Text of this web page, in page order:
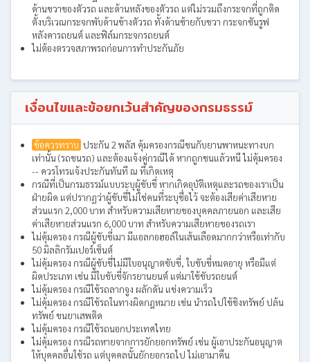
ด้านขวาของตัวรถ และด้านหลังของตัวรถ แต่ไม่รวมถึงกระจกที่ถูกติด
ตั้งบริเวณกระจกพับด้านข้างตัวรถ ทั้งด้านซ้ายกับขวา กระจกซันรูฟ
หลังคารถยนต์ และฟิล์มกระจกรถยนต์
ไม่ต้องตรวจสภาพรถก่อนการทำประกันภัย
เงื่อนไขและข้อยกเว้นสำคัญของกรมธรรม์
ข้อควรทราบ ประกัน 2 พลัส คุ้มครองกรณีชนกับยานพาหนะทางบก
เท่านั้น (รถชนรถ) และต้องแจ้งคู่กรณีได้ หากถูกชนแล้วหนี ไม่คุ้มครอง
-- ควรโทรแจ้งประกันทันที ณ ที่เกิดเหตุ
กรณีที่เป็นกรมธรรม์แบบระบุผู้ขับขี่ หากเกิดอุบัติเหตุและรถของเราเป็น
ฝ่ายผิด แต่ปรากฏว่าผู้ขับขี่ไม่ใช่คนที่ระบุชื่อไว้ จะต้องเสียค่าเสียหาย
ส่วนแรก 2,000 บาท สำหรับความเสียหายของบุคคลภายนอก และเสีย
ค่าเสียหายส่วนแรก 6,000 บาท สำหรับความเสียหายของรถเรา
ไม่คุ้มครอง กรณีผู้ขับขี่เมา มีแอลกอฮอล์ในเส้นเลือดมากกว่าหรือเท่ากับ
50 มิลลิกรัมเปอร์เซ็นต์
ไม่คุ้มครอง กรณีผู้ขับขี่ไม่มีใบอนุญาตขับขี่, ใบขับขี่หมดอายุ หรือมีแต่
ผิดประเภท เช่น มีใบขับขี่จักรยานยนต์ แต่มาใช้ขับรถยนต์
ไม่คุ้มครอง กรณีใช้รถลากจูง ผลักดัน แข่งความเร็ว
ไม่คุ้มครอง กรณีใช้รถในทางผิดกฎหมาย เช่น นำรถไปใช้ชิงทรัพย์ ปล้น
ทรัพย์ ขนยาเสพติด
ไม่คุ้มครอง กรณีใช้รถนอกประเทศไทย
ไม่คุ้มครอง กรณีรถหายจากการยักยอกทรัพย์ เช่น ผู้เอาประกันอนุญาต
ให้บุคคลอื่นใช้รถ แต่บุคคลนั้นยักยอกรถไป ไม่เอามาคืน